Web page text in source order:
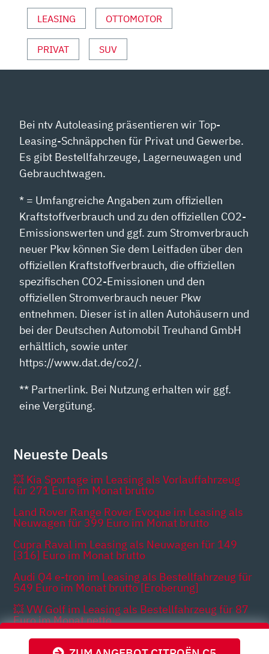
LEASING OTTOMOTOR
PRIVAT SUV
Bei ntv Autoleasing präsentieren wir Top-
Leasing-Schnäppchen für Privat und Gewerbe.
Es gibt Bestellfahrzeuge, Lagerneuwagen und
Gebrauchtwagen.
* = Umfangreiche Angaben zum offiziellen
Kraftstoffverbrauch und zu den offiziellen CO2-
Emissionswerten und ggf. zum Stromverbrauch
neuer Pkw können Sie dem Leitfaden über den
offiziellen Kraftstoffverbrauch, die offiziellen
spezifischen CO2-Emissionen und den
offiziellen Stromverbrauch neuer Pkw
entnehmen. Dieser ist in allen Autohäusern und
bei der Deutschen Automobil Treuhand GmbH
erhältlich, sowie unter
https://www.dat.de/co2/.
** Partnerlink. Bei Nutzung erhalten wir ggf.
eine Vergütung.
Neueste Deals
💥 Kia Sportage im Leasing als Vorlauffahrzeug
für 271 Euro im Monat brutto
Land Rover Range Rover Evoque im Leasing als
Neuwagen für 399 Euro im Monat brutto
Cupra Raval im Leasing als Neuwagen für 149
[316] Euro im Monat brutto
Audi Q4 e-tron im Leasing als Bestellfahrzeug für
549 Euro im Monat brutto [Eroberung]
💥 VW Golf im Leasing als Bestellfahrzeug für 87
Euro im Monat netto
Cupra Born im Leasing als Neuwagen für 342